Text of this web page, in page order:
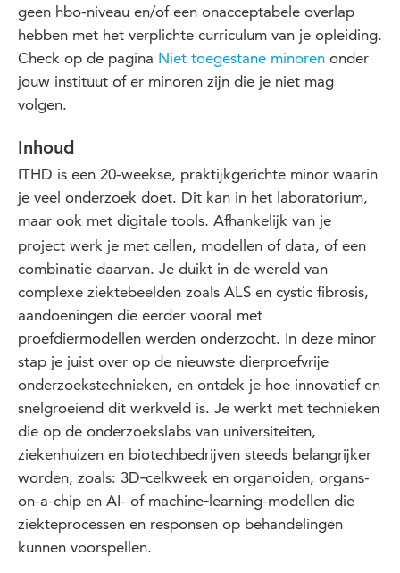
geen hbo-niveau en/of een onacceptabele overlap
hebben met het verplichte curriculum van je opleiding.
Check op de pagina Niet toegestane minoren onder
jouw instituut of er minoren zijn die je niet mag
volgen.
Inhoud
ITHD is een 20-weekse, praktijkgerichte minor waarin
je veel onderzoek doet. Dit kan in het laboratorium,
maar ook met digitale tools. Afhankelijk van je
project werk je met cellen, modellen of data, of een
combinatie daarvan. Je duikt in de wereld van
complexe ziektebeelden zoals ALS en cystic fibrosis,
aandoeningen die eerder vooral met
proefdiermodellen werden onderzocht. In deze minor
stap je juist over op de nieuwste dierproefvrije
onderzoekstechnieken, en ontdek je hoe innovatief en
snelgroeiend dit werkveld is. Je werkt met technieken
die op de onderzoekslabs van universiteiten,
ziekenhuizen en biotechbedrijven steeds belangrijker
worden, zoals: 3D‑celkweek en organoiden, organs-
on-a-chip en AI- of machine‑learning-modellen die
ziekteprocessen en responsen op behandelingen
kunnen voorspellen.